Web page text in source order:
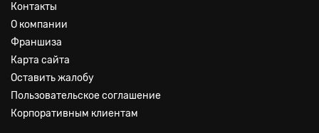
Контакты
О компании
Франшиза
Карта сайта
Оставить жалобу
Пользовательское соглашение
Корпоративным клиентам